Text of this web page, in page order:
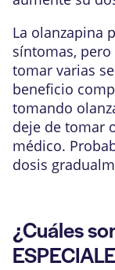
La olanzapina
síntomas,
tomar varias
beneficio
tomando
deje de tomar
médico.
dosis
¿Cuáles